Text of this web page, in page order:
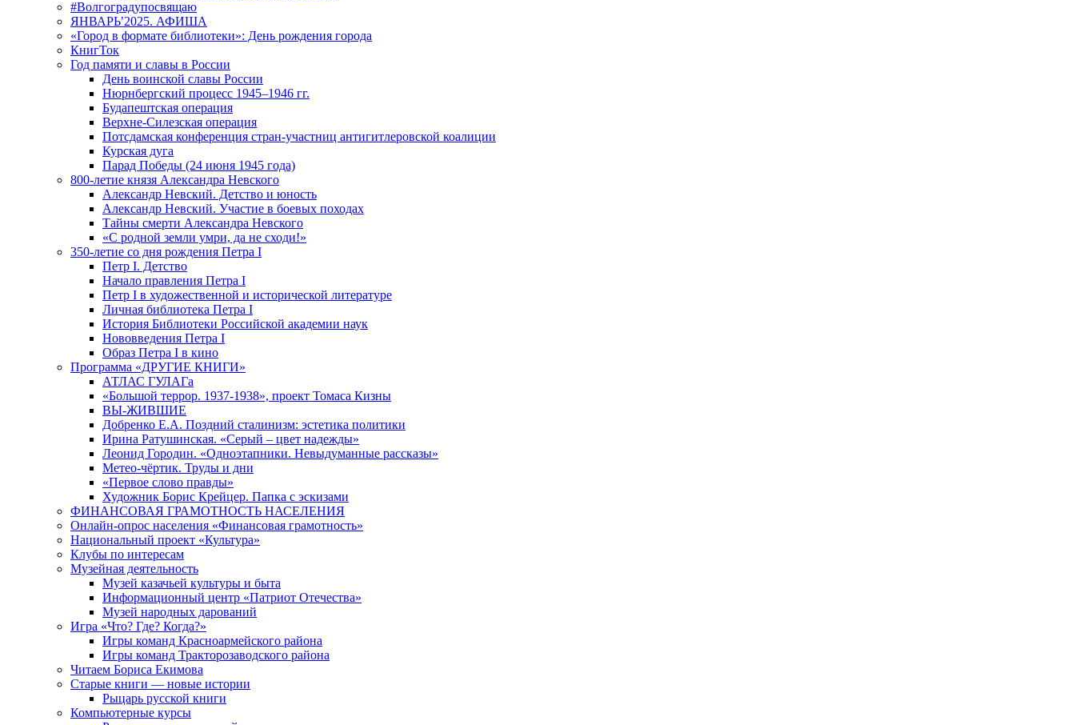
#Волгоградупосвящаю
ЯНВАРЬ’2025. АФИША
«Город в формате библиотеки»: День рождения города
КнигТок
Год памяти и славы в России
День воинской славы России
Нюрнбергский процесс 1945–1946 гг.
Будапештская операция
Верхне-Силезская операция
Потсдамская конференция стран-участниц антигитлеровской коалиции
Курская дуга
Парад Победы (24 июня 1945 года)
800-летие князя Александра Невского
Александр Невский. Детство и юность
Александр Невский. Участие в боевых походах
Тайны смерти Александра Невского
«С родной земли умри, да не сходи!»
350-летие со дня рождения Петра I
Петр I. Детство
Начало правления Петра I
Петр I в художественной и исторической литературе
Личная библиотека Петра I
История Библиотеки Российской академии наук
Нововведения Петра I
Образ Петра I в кино
Программа «ДРУГИЕ КНИГИ»
АТЛАС ГУЛАГа
«Большой террор. 1937-1938», проект Томаса Кизны
ВЫ-ЖИВШИЕ
Добренко Е.А. Поздний сталинизм: эстетика политики
Ирина Ратушинская. «Серый – цвет надежды»
Леонид Городин. «Одноэтапники. Невыдуманные рассказы»
Метео-чёртик. Труды и дни
«Первое слово правды»
Художник Борис Крейцер. Папка с эскизами
ФИНАНСОВАЯ ГРАМОТНОСТЬ НАСЕЛЕНИЯ
Онлайн-опрос населения «Финансовая грамотность»
Национальный проект «Культура»
Клубы по интересам
Музейная деятельность
Музей казачьей культуры и быта
Информационный центр «Патриот Отечества»
Музей народных дарований
Игра «Что? Где? Когда?»
Игры команд Красноармейского района
Игры команд Тракторозаводского района
Читаем Бориса Екимова
Старые книги — новые истории
Рыцарь русской книги
Компьютерные курсы